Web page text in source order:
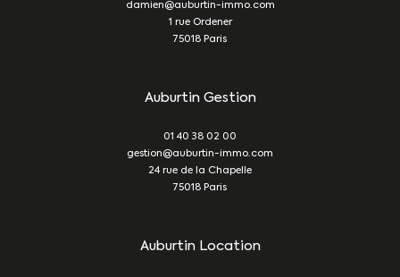
damien@auburtin-immo.com
1 rue Ordener
75018
Paris
Auburtin Gestion
01 40 38 02 00
gestion@auburtin-immo.com
24 rue de la Chapelle
75018
Paris
Auburtin Location